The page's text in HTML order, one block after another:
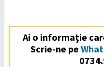
Ai o informație
Scrie-ne pe